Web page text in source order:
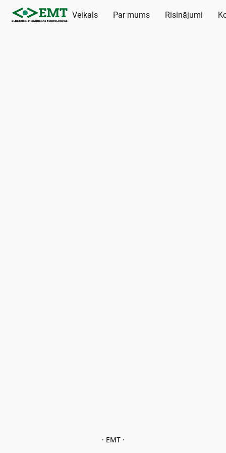
Veikals Par mums Risinājumi
· EMT ·